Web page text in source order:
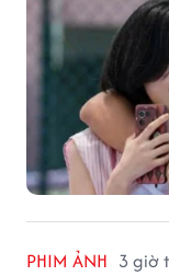
PHIM ẢNH 3 giờ